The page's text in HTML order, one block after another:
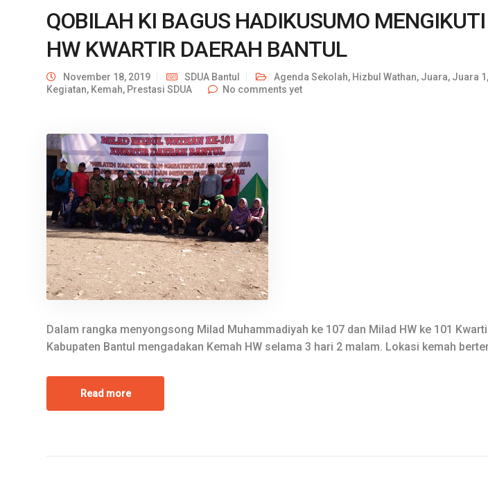
QOBILAH KI BAGUS HADIKUSUMO
HW KWARTIR DAERAH BANTUL
November 18, 2019 SDUA Bantul Agenda Sekolah, Hizbul Wathan, Juara, Juara 1 ,
Kegiatan, Kemah, Prestasi SDUA No comments yet
Dalam rangka menyongsong Milad Muhammadiyah ke 107 dan Milad HW ke 101
Kabupaten Bantul mengadakan Kemah HW selama 3 hari 2 malam. Lokasi kemah
Read more